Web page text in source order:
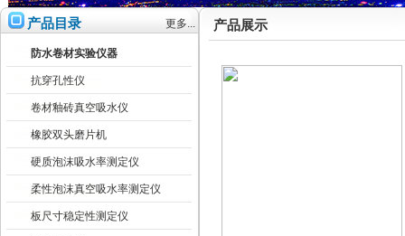
产品目录 更多...
防水卷材实验仪器
抗穿孔性仪
卷材釉砖真空吸水仪
橡胶双头磨片机
硬质泡沫吸水率测定仪
柔性泡沫真空吸水率测定仪
板尺寸稳定性测定仪
产品展示